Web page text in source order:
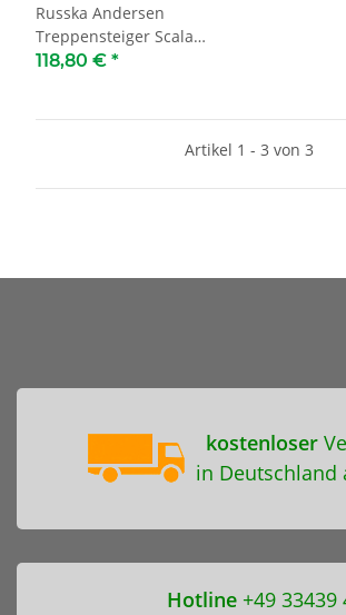
Russka Andersen
Treppensteiger Scala
Shopper Milla
118,80 € *
Artikel 1 - 3 von 3
kostenloser
in Deutschland
Hotline+49 33439